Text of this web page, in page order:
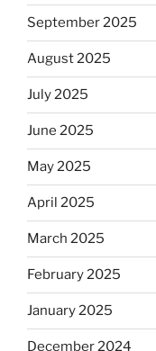
September 2025
August 2025
July 2025
June 2025
May 2025
April 2025
March 2025
February 2025
January 2025
December 2024